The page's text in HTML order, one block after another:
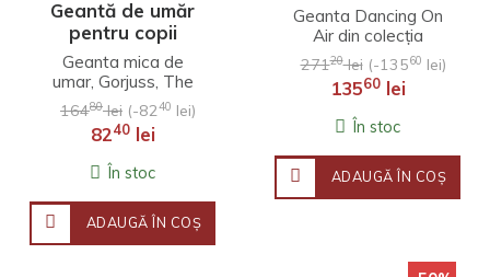
Geantă de umăr
pentru copii
Santoro Gorjuss -
To The Ends Of
The Earth
Geanta mica de
umar, Gorjuss, The
Ends Of The Earth,
25 cm..
16480lei (-8240 lei)
8240lei
În stoc
ADAUGĂ ÎN COŞ
Dancing On Air
Geanta Dancing On
Air din colecția
Gorjuss de la Santorо
este potrivită pentru
viața de zi cu zi a f..
27120lei (-13560 lei)
13560lei
În stoc
ADAUGĂ ÎN COŞ